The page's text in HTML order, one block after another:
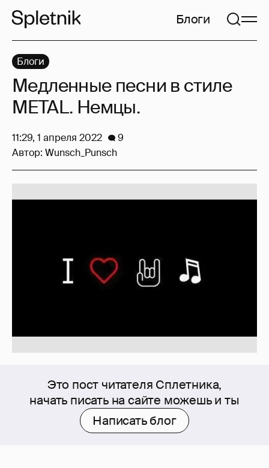
Блоги
Это пост читателя Сплетника,
начать писать на сайте можешь и ты
Написать блог
Блоги
Медленные песни в стиле
METAL. Немцы.
11:29, 1 апреля 2022
9
Автор: Wunsch_Punsch